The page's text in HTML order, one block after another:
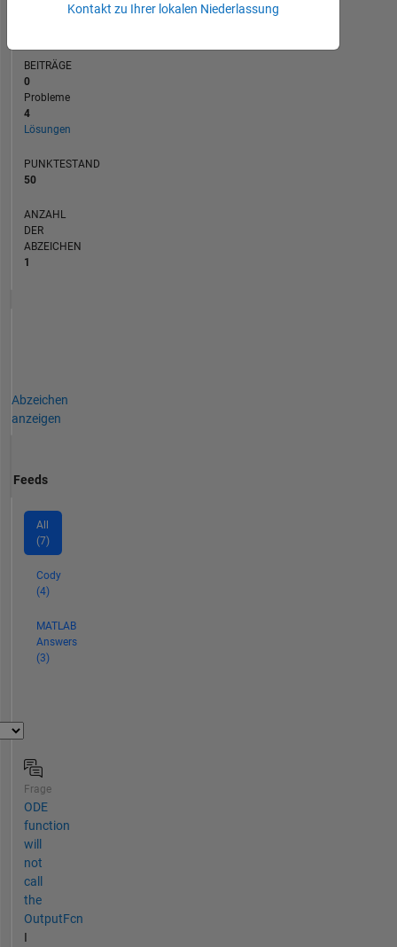
BEITRÄGE
0
Probleme
4
Lösungen
PUNKTESTAND
50
ANZAHL
DER
ABZEICHEN
1
Abzeichen
anzeigen
Feeds
All
(7)
Cody
(4)
MATLAB
Answers
(3)
Frage
ODE
function
will
not
call
the
OutputFcn
I
Kontakt zu Ihrer lokalen Niederlassung